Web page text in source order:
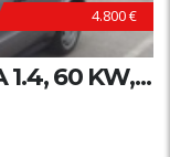
4.800 €
1.4, 60 KW,...